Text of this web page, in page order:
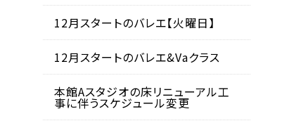
12月スタートのバレエ【火曜日】
12月スタートのバレエ&Vaクラス
本館Aスタジオの床リニューアル工
事に伴うスケジュール変更